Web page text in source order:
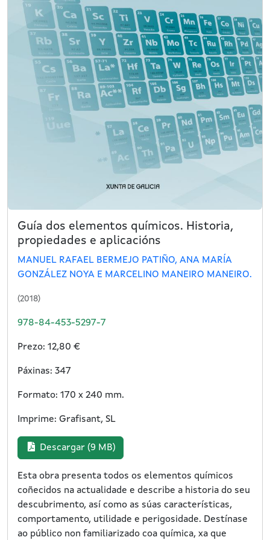
Guía dos elementos químicos. Historia,
propiedades e aplicacións
MANUEL RAFAEL BERMEJO PATIÑO, ANA MARÍA
GONZÁLEZ NOYA E MARCELINO MANEIRO MANEIRO.
(2018)
978-84-453-5297-7
Prezo: 12,80 €
Páxinas: 347
Formato: 170 x 240 mm.
Imprime: Grafisant, SL
Descargar (9 MB)
Esta obra presenta todos os elementos químicos
coñecidos na actualidade e describe a historia do seu
descubrimento, así como as súas características,
comportamento, utilidade e perigosidade. Destínase
ao público non familiarizado coa química, xa que